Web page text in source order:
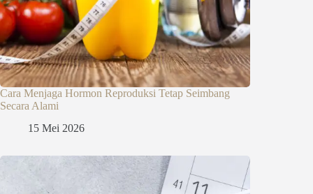
Cara Menjaga Hormon Reproduksi Tetap Seimbang
Secara Alami
15 Mei 2026